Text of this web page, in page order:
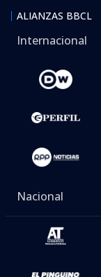
ALIANZAS BBCL
Internacional
Nacional